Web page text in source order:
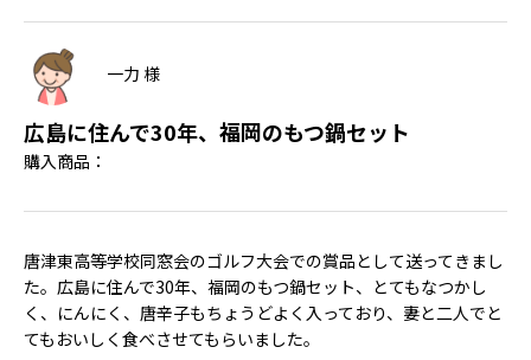
一力 様
広島に住んで30年、福岡のもつ鍋セット
購入商品：
唐津東高等学校同窓会のゴルフ大会での賞品として送ってきまし
た。広島に住んで30年、福岡のもつ鍋セット、とてもなつかし
く、にんにく、唐辛子もちょうどよく入っており、妻と二人でと
てもおいしく食べさせてもらいました。